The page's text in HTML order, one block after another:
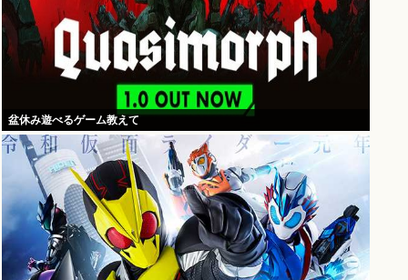
盆休み遊べるゲーム教えて